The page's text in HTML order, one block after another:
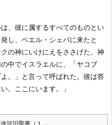
、彼に属するすべてのものとい
し、ベエル・シェバに来たと
の神にいけにえをささげた。 神
中でイスラエルに、「ヤコブ
。」と言って呼ばれた。彼は答
。ここにいます。」
訳旧聖書（１ ...